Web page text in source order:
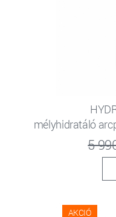
mélyhidratáló
5
AKCIÓ